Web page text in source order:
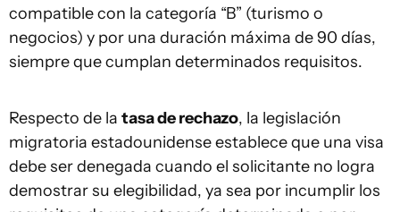
compatible con la categoría “B” (turismo o
negocios) y por una duración máxima de 90 días,
siempre que cumplan determinados requisitos.
Respecto de la tasa de rechazo, la legislación
migratoria estadounidense establece que una visa
debe ser denegada cuando el solicitante no logra
demostrar su elegibilidad, ya sea por incumplir los